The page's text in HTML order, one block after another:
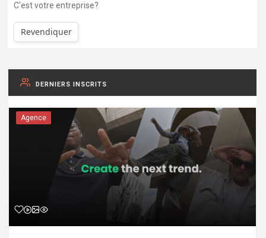
C'est votre entreprise?
Revendiquer
DERNIERS INSCRITS
Agence